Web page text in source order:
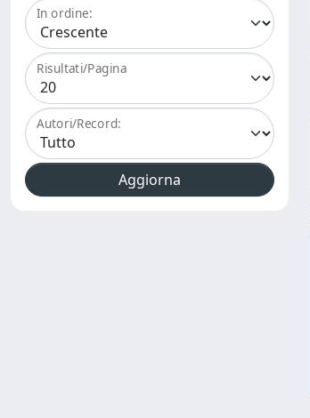
In ordine:
Risultati/Pagina
Autori/Record: